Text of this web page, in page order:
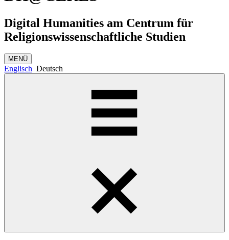
Digital Humanities am Centrum für
Religionswissenschaftliche Studien
MENÜ
Englisch Deutsch